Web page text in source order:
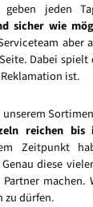
geben jeden
sicher wie
aber
Dabei spielt
ist.
reichen
Zeitpunkt
diese
machen.
zu dürfen.